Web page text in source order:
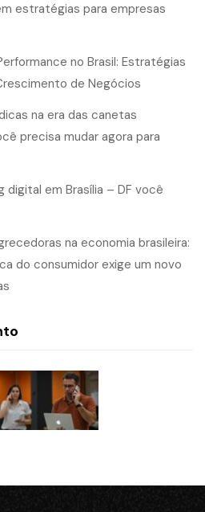
estratégias para empresas
no Brasil: Estratégias
de Negócios
na era das canetas
precisa mudar agora para
digital em Brasília – DF você
na economia brasileira:
do consumidor exige um novo